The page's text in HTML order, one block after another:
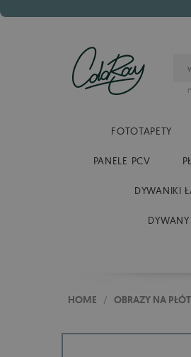
FOTOTAPETY
PANELE PCV
DYWANIKI
HOME / OBRAZY NA